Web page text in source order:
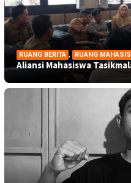
RUANG BERITA , RUANG
Aliansi Mahasiswa